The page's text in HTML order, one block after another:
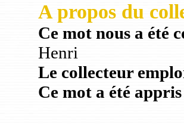
A propos du
Ce mot nous a été
Henri
Le collecteur
Ce mot a été